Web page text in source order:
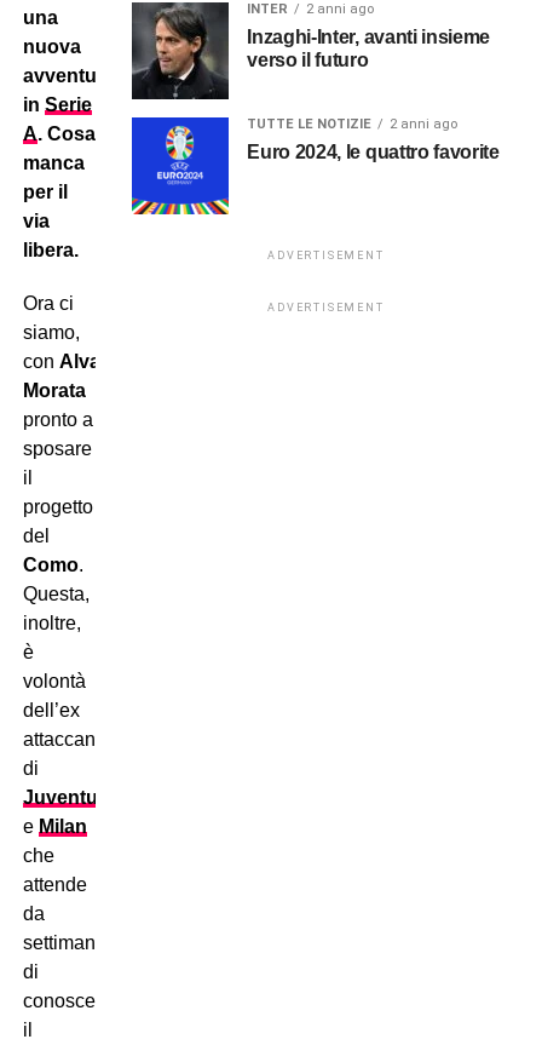
una
nuova
avventura
in Serie
A. Cosa
manca
per il
via
libera.
Ora ci
siamo,
con Alvaro
Morata
pronto a
sposare
il
progetto
del
Como.
Questa,
inoltre,
è
volontà
dell’ex
attaccante
di
Juventus
e Milan
che
attende
da
settimane
di
conoscere
il
INTER 2 anni ago
Inzaghi-Inter, avanti insieme
verso il futuro
TUTTE LE NOTIZIE 2 anni ago
Euro 2024, le quattro favorite
ADVERTISEMENT
ADVERTISEMENT